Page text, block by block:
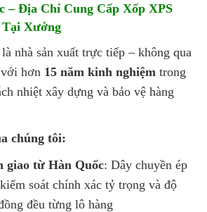
– Địa Chỉ Cung Cấp Xốp XPS
Xưởng
là nhà sản xuất trực tiếp – không qua
hơn 15 năm kinh nghiệm trong
nhiệt xây dựng và bảo vệ hàng
chúng tôi:
giao từ Hàn Quốc: Dây chuyền ép
soát chính xác tỷ trọng và độ
đều từng lô hàng